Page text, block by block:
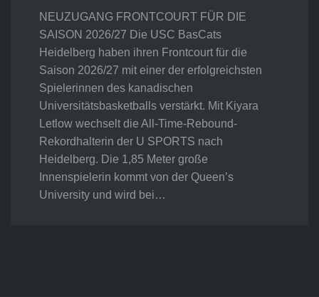
NEUZUGANG FRONTCOURT FÜR DIE
SAISON 2026/27 Die USC BasCats
Heidelberg haben ihren Frontcourt für die
Saison 2026/27 mit einer der erfolgreichsten
Spielerinnen des kanadischen
Universitätsbasketballs verstärkt. Mit Kiyara
Letlow wechselt die All-Time-Rebound-
Rekordhalterin der U SPORTS nach
Heidelberg. Die 1,85 Meter große
Innenspielerin kommt von der Queen’s
University und wird bei…